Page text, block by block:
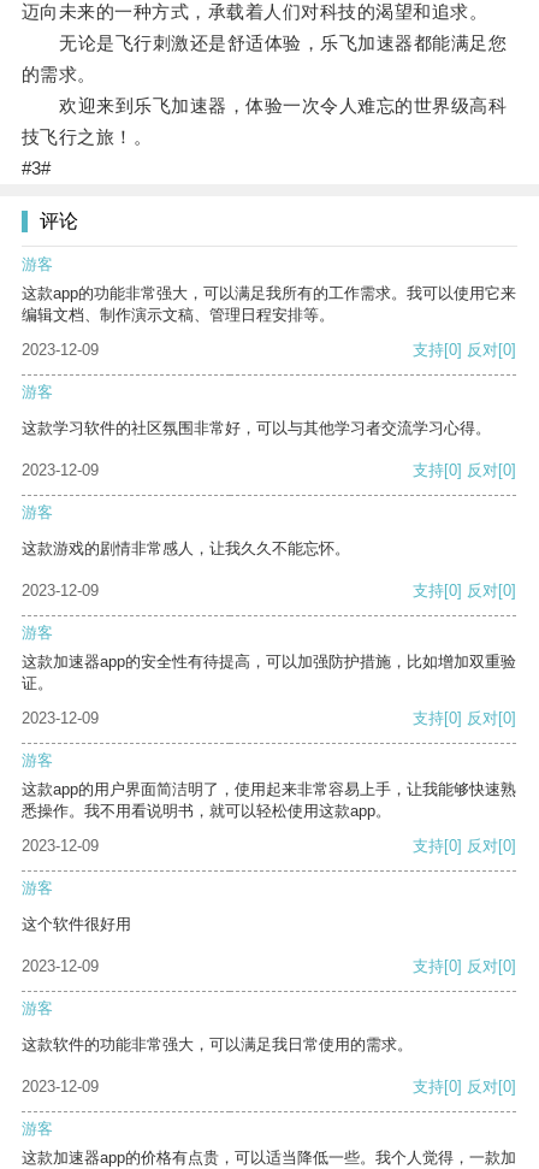
迈向未来的一种方式，承载着人们对科技的渴望和追求。
无论是飞行刺激还是舒适体验，乐飞加速器都能满足您
的需求。
欢迎来到乐飞加速器，体验一次令人难忘的世界级高科
技飞行之旅！。
#3#
评论
游客
这款app的功能非常强大，可以满足我所有的工作需求。我可以使用它来
编辑文档、制作演示文稿、管理日程安排等。
2023-12-09
支持[0] 反对[0]
游客
这款学习软件的社区氛围非常好，可以与其他学习者交流学习心得。
2023-12-09 支持[0] 反对[0]
游客
这款游戏的剧情非常感人，让我久久不能忘怀。
2023-12-09 支持[0] 反对[0]
游客
这款加速器app的安全性有待提高，可以加强防护措施，比如增加双重验
证。
2023-12-09
支持[0] 反对[0]
游客
这款app的用户界面简洁明了，使用起来非常容易上手，让我能够快速熟
悉操作。我不用看说明书，就可以轻松使用这款app。
2023-12-09
支持[0] 反对[0]
游客
这个软件很好用
2023-12-09 支持[0] 反对[0]
游客
这款软件的功能非常强大，可以满足我日常使用的需求。
2023-12-09 支持[0] 反对[0]
游客
这款加速器app的价格有点贵，可以适当降低一些。我个人觉得，一款加